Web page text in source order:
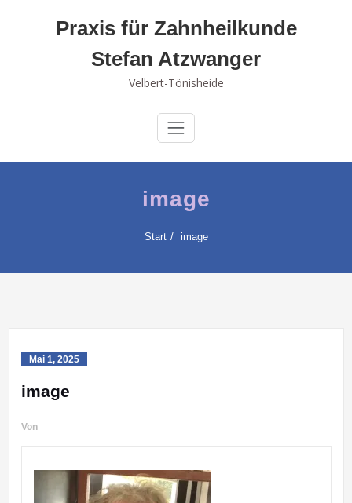
Praxis für Zahnheilkunde
Stefan Atzwanger
Velbert-Tönisheide
image
Start image
Mai 1, 2025
image
Von